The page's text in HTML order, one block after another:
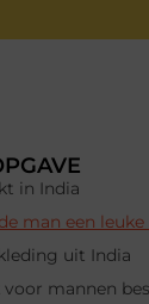
in India
man een
uit India
voor mannen